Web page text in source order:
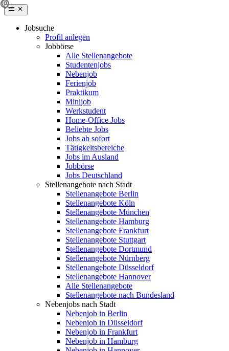
Jobsuche
Profil anlegen
Jobbörse
Alle Stellenangebote
Studentenjobs
Nebenjob
Ferienjob
Praktikum
Minijob
Werkstudent
Home-Office Jobs
Beliebte Jobs
Jobs ab sofort
Tätigkeitsbereiche
Jobs im Ausland
Jobbörse
Jobs Deutschland
Stellenangebote nach Stadt
Stellenangebote Berlin
Stellenangebote Köln
Stellenangebote München
Stellenangebote Hamburg
Stellenangebote Frankfurt
Stellenangebote Stuttgart
Stellenangebote Dortmund
Stellenangebote Nürnberg
Stellenangebote Düsseldorf
Stellenangebote Hannover
Alle Stellenangebote
Stellenangebote nach Bundesland
Nebenjobs nach Stadt
Nebenjob in Berlin
Nebenjob in Düsseldorf
Nebenjob in Frankfurt
Nebenjob in Hamburg